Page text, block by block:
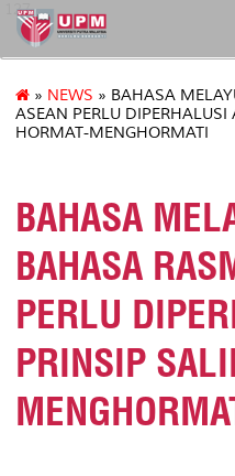
127
» NEWS » BAHASA
ASEAN PERLU DIPERHALUSI
HORMAT-MENGHORMATI
BAHASA
BAHASA
PERLU
PRINSIP